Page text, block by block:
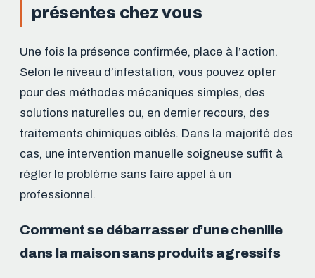
présentes chez vous
Une fois la présence confirmée, place à l’action.
Selon le niveau d’infestation, vous pouvez opter
pour des méthodes mécaniques simples, des
solutions naturelles ou, en dernier recours, des
traitements chimiques ciblés. Dans la majorité des
cas, une intervention manuelle soigneuse suffit à
régler le problème sans faire appel à un
professionnel.
Comment se débarrasser d’une chenille
dans la maison sans produits agressifs